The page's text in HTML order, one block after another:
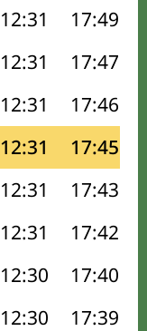
12:31 17:49
12:31 17:47
12:31 17:46
12:31 17:45
12:31 17:43
12:31 17:42
12:30 17:40
12:30 17:39